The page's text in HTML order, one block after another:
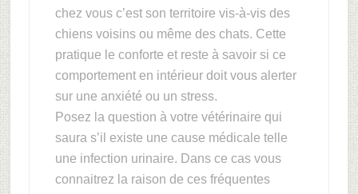
chez vous c’est son territoire vis-à-vis des
chiens voisins ou même des chats. Cette
pratique le conforte et reste à savoir si ce
comportement en intérieur doit vous alerter
sur une anxiété ou un stress.
Posez la question à votre vétérinaire qui
saura s’il existe une cause médicale telle
une infection urinaire. Dans ce cas vous
connaitrez la raison de ces fréquentes